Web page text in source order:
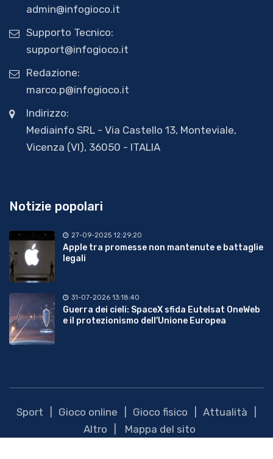
admin@infogioco.it
Supporto Tecnico:
support@infogioco.it
Redazione:
marco.p@infogioco.it
Indirizzo:
Mediainfo SRL - Via Castello 13, Monteviale,
Vicenza (VI), 36050 - ITALIA
Notizie popolari
27-09-2025 12:29:20
Apple tra promesse non mantenute e battaglie
legali
31-07-2026 13:18:40
Guerra dei cieli: SpaceX sfida Eutelsat OneWeb
e il protezionismo dell'Unione Europea
Sport Gioco online Gioco fisico
Attualità
Altro
Mappa del sito